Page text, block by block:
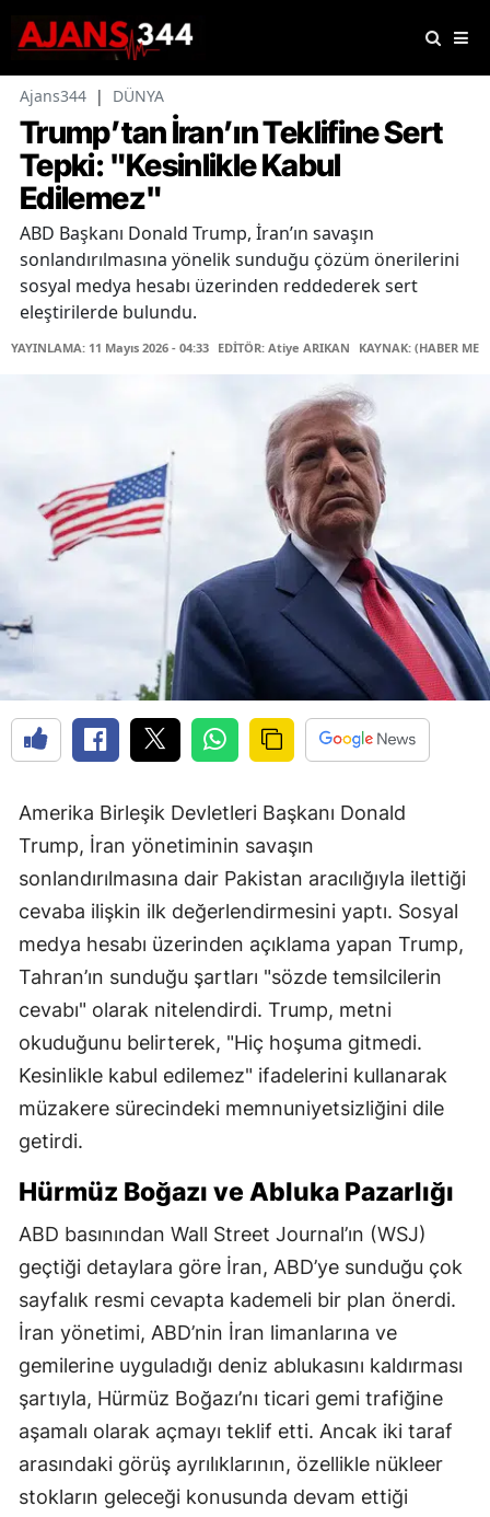
Ajans344 | DÜNYA
Trump’tan İran’ın Teklifine Sert
Tepki: "Kesinlikle Kabul
Edilemez"
ABD Başkanı Donald Trump, İran’ın savaşın
sonlandırılmasına yönelik sunduğu çözüm önerilerini
sosyal medya hesabı üzerinden reddederek sert
eleştirilerde bulundu.
YAYINLAMA: 11 Mayıs 2026 - 04:33 EDİTÖR: Atiye ARIKAN KAYNAK: (HABER
Amerika Birleşik Devletleri Başkanı Donald
Trump, İran yönetiminin savaşın
sonlandırılmasına dair Pakistan aracılığıyla ilettiği
cevaba ilişkin ilk değerlendirmesini yaptı. Sosyal
medya hesabı üzerinden açıklama yapan Trump,
Tahran’ın sunduğu şartları "sözde temsilcilerin
cevabı" olarak nitelendirdi. Trump, metni
okuduğunu belirterek, "Hiç hoşuma gitmedi.
Kesinlikle kabul edilemez" ifadelerini kullanarak
müzakere sürecindeki memnuniyetsizliğini dile
getirdi.
Hürmüz Boğazı ve Abluka Pazarlığı
ABD basınından Wall Street Journal’ın (WSJ)
geçtiği detaylara göre İran, ABD’ye sunduğu çok
sayfalık resmi cevapta kademeli bir plan önerdi.
İran yönetimi, ABD’nin İran limanlarına ve
gemilerine uyguladığı deniz ablukasını kaldırması
şartıyla, Hürmüz Boğazı’nı ticari gemi trafiğine
aşamalı olarak açmayı teklif etti. Ancak iki taraf
arasındaki görüş ayrılıklarının, özellikle nükleer
stokların geleceği konusunda devam ettiği